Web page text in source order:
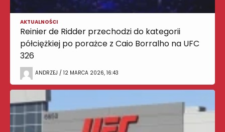
AKTUALNOŚCI
Reinier de Ridder przechodzi do kategorii
półciężkiej po porażce z Caio Borralho na UFC
326
ANDRZEJ / 12 MARCA 2026, 16:43